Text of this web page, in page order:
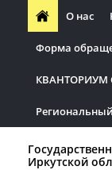
О нас
Форма
КВАНТОРИУМ
Иркутской